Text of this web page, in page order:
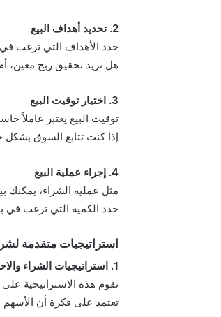
2. تحديد أهداف البيع
حدد الأهداف التي ترغب
هل تريد تحقيق ربح معين،
3. اختيار توقيت البيع
توقيت البيع يعتبر عاملاً
إذا كنت تتابع السوق بشكل
4. إجراء عملية البيع
مثل عملية الشراء، يمكنك
حدد الكمية التي ترغب في
استراتيجيات متقدمة
1. استراتيجيات الشراء والاحتفاظ
تقوم هذه الاستراتيجية
تعتمد على فكرة أن